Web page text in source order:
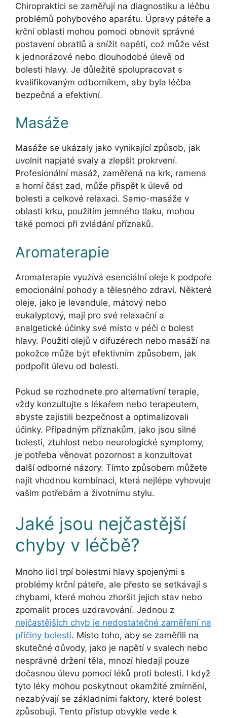
Chiropraktici se zaměřují na diagnostiku a léčbu
problémů pohybového aparátu. Úpravy páteře a
krční oblasti mohou pomoci obnovit správné
postavení obratlů a snížit napětí, což může vést
k jednorázové nebo dlouhodobé úlevě od
bolesti hlavy. Je důležité spolupracovat s
kvalifikovaným odborníkem, aby byla léčba
bezpečná a efektivní.
Masáže
Masáže se ukázaly jako vynikající způsob, jak
uvolnit napjaté svaly a zlepšit prokrvení.
Profesionální masáž, zaměřená na krk, ramena
a horní část zad, může přispět k úlevě od
bolesti a celkové relaxaci. Samo-masáže v
oblasti krku, použitím jemného tlaku, mohou
také pomoci při zvládání příznaků.
Aromaterapie
Aromaterapie využívá esenciální oleje k podpoře
emocionální pohody a tělesného zdraví. Některé
oleje, jako je levandule, mátový nebo
eukalyptový, mají pro své relaxační a
analgetické účinky své místo v péči o bolest
hlavy. Použití olejů v difuzérech nebo masáží na
pokožce může být efektivním způsobem, jak
podpořit úlevu od bolesti.
Pokud se rozhodnete pro alternativní terapie,
vždy konzultujte s lékařem nebo terapeutem,
abyste zajistili bezpečnost a optimalizovali
účinky. Případným příznakům, jako jsou silné
bolesti, ztuhlost nebo neurologické symptomy,
je potřeba věnovat pozornost a konzultovat
další odborné názory. Tímto způsobem můžete
najít vhodnou kombinaci, která nejlépe vyhovuje
vašim potřebám a životnímu stylu.
Jaké jsou nejčastější
chyby v léčbě?
Mnoho lidí trpí bolestmi hlavy spojenými s
problémy krční páteře, ale přesto se setkávají s
chybami, které mohou zhoršit jejich stav nebo
zpomalit proces uzdravování. Jednou z
nejčastějších chyb je nedostatečné zaměření na
příčiny bolesti. Místo toho, aby se zaměřili na
skutečné důvody, jako je napětí v svalech nebo
nesprávné držení těla, mnozí hledají pouze
dočasnou úlevu pomocí léků proti bolesti. I když
tyto léky mohou poskytnout okamžité zmírnění,
nezabývají se základními faktory, které bolest
způsobují. Tento přístup obvykle vede k